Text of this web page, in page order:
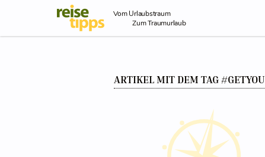
Skip to Content
Vom Urlaubstraum
Zum Traumurlaub
ARTIKEL MIT DEM TAG